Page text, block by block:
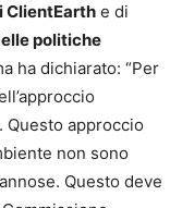
ClientEarth e di
politiche
ha dichiarato: “Per
Questo approccio
non sono
Questo deve